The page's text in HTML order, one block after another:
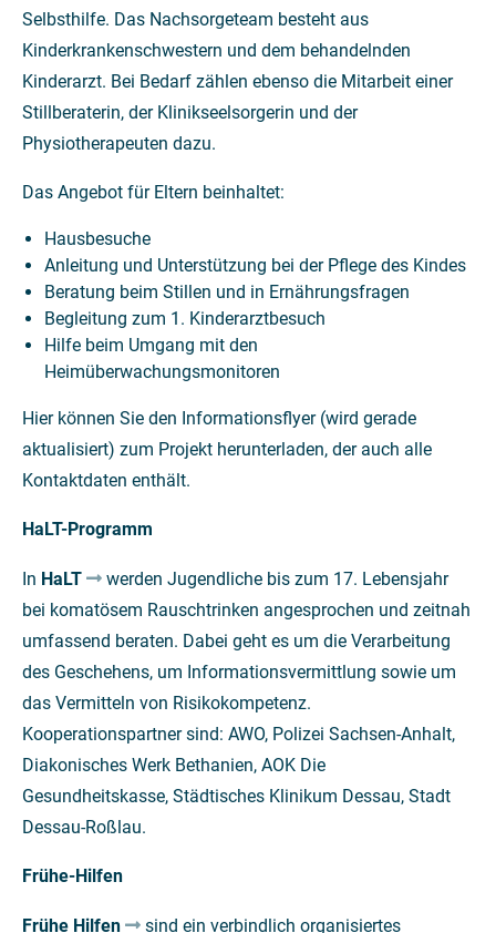
Selbsthilfe. Das Nachsorgeteam besteht aus
Kinderkrankenschwestern und dem behandelnden
Kinderarzt. Bei Bedarf zählen ebenso die Mitarbeit einer
Stillberaterin, der Klinikseelsorgerin und der
Physiotherapeuten dazu.
Das Angebot für Eltern beinhaltet:
Hausbesuche
Anleitung und Unterstützung bei der Pflege des Kindes
Beratung beim Stillen und in Ernährungsfragen
Begleitung zum 1. Kinderarztbesuch
Hilfe beim Umgang mit den
Heimüberwachungsmonitoren
Hier können Sie den Informationsflyer (wird gerade
aktualisiert) zum Projekt herunterladen, der auch alle
Kontaktdaten enthält.
HaLT-Programm
In HaLT
werden Jugendliche bis zum 17. Lebensjahr
bei komatösem Rauschtrinken angesprochen und zeitnah
umfassend beraten. Dabei geht es um die Verarbeitung
des Geschehens, um Informationsvermittlung sowie um
das Vermitteln von Risikokompetenz.
Kooperationspartner sind: AWO, Polizei Sachsen-Anhalt,
Diakonisches Werk Bethanien, AOK Die
Gesundheitskasse, Städtisches Klinikum Dessau, Stadt
Dessau-Roßlau.
Frühe-Hilfen
Frühe Hilfen sind ein verbindlich organisiertes